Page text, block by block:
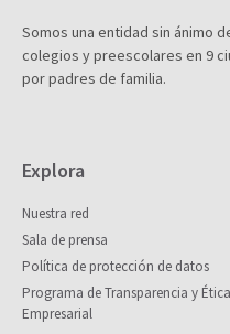
Somos una entidad sin ánimo
colegios y preescolares en 9
por padres de familia.
Explora
Nuestra red
Sala de prensa
Política de protección de datos
Programa de Transparencia y Ética
Empresarial